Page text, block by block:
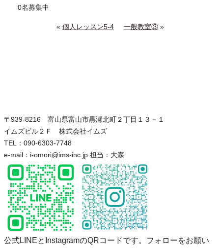
0名募集中
« 個人レッスン5-4 一般教室③»
〒939-8216 富山県富山市黒瀬北町２丁目１３－１
イムズビル２Ｆ 株式会社イムズ
TEL：090-6303-7748
e-mail：i-omori@ims-inc.jp 担当：大森
公式LINEとInstagramのQRコードです。フォローをお願い